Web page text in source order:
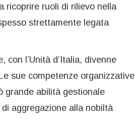
ricoprire ruoli di rilievo nella
strettamente legata
con l’Unità d’Italia, divenne
sue competenze organizzative
grande abilità gestionale
aggregazione alla nobiltà